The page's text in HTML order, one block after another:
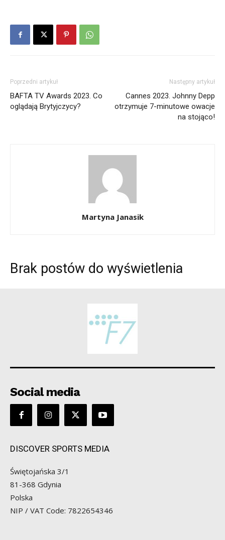
Poprzedni artykuł
BAFTA TV Awards 2023. Co
oglądają Brytyjczycy?
Następny artykuł
Cannes 2023. Johnny Depp
otrzymuje 7-minutowe owacje
na stojąco!
Martyna Janasik
Brak postów do wyświetlenia
Social media
DISCOVER SPORTS MEDIA
Świętojańska 3/1
81-368 Gdynia
Polska
NIP / VAT Code: 7822654346